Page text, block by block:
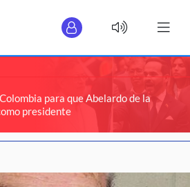
para que Abelardo de la
presidente